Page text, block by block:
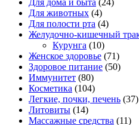
Для дома и быта (24)
Для животных (4)
Для полости рта (4)
Желудочно-кишечный
Курунга (10)
Женское здоровье (71)
Здоровое питание (50)
Иммунитет (80)
Косметика (104)
Легкие, почки, печень (37)
Литовиты (14)
Массажные средства (11)